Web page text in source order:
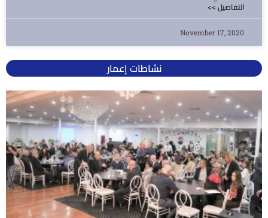
<< التفاصيل
November 17, 2020
نشاطات إعمار